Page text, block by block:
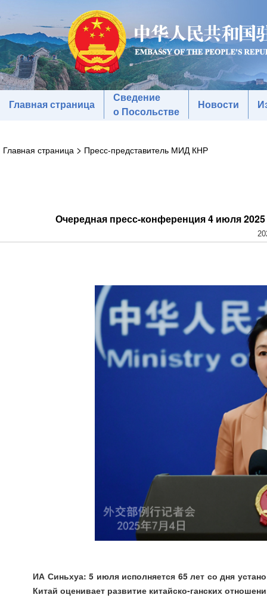
Главная страница
Сведение
о Посольстве
Новости
Главная страница > Пресс-представитель МИД КНР
Очередная пресс-конференция 4 июля
ИА Синьхуа: 5 июля исполняется 65 лет со дня
Китай оценивает развитие китайско-ганских